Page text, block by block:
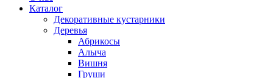
Каталог
Декоративные кустарники
Деревья
Абрикосы
Алыча
Вишня
Груши